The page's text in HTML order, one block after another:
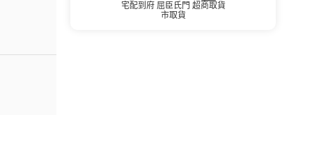
宅配到府 屈臣氏門
市取貨
超商取貨